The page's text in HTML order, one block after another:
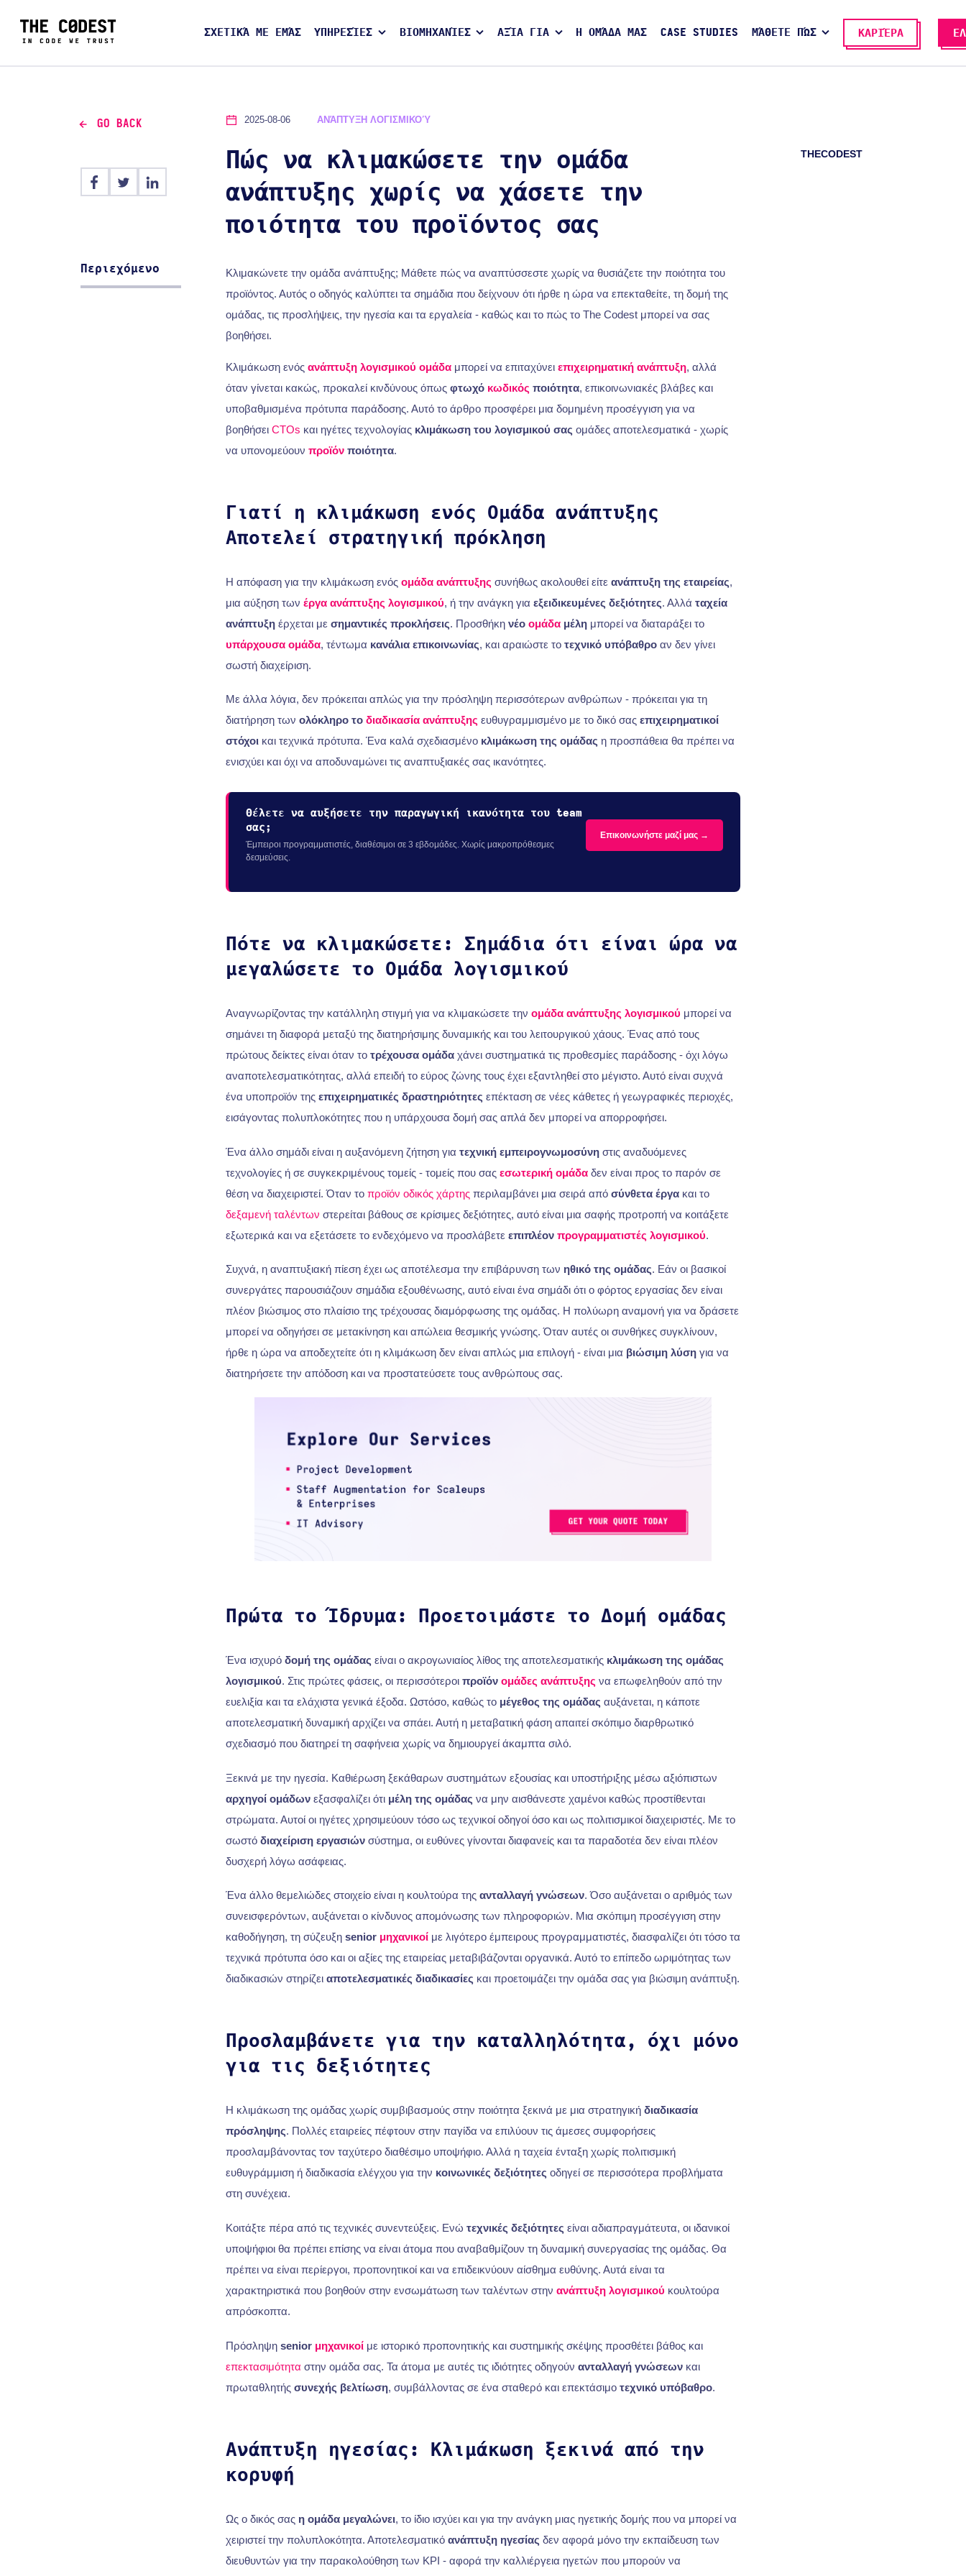
ΣΧΕΤΙΚΆ ΜΕ ΕΜΆΣ ΥΠΗΡΕΣΊΕΣ ΒΙΟΜΗΧΑΝΊΕΣ ΑΞΊΑ ΓΙΑ Η ΟΜΆΔΑ ΜΑΣ CASE STUDIES ΜΆΘΕΤΕ ΠΏΣ ΚΑΡΙΈΡΑ
GO BACK
Περιεχόμενο
2025-08-06 ΑΝΆΠΤΥΞΗ ΛΟΓΙΣΜΙΚΟΎ
Πώς να κλιμακώσετε την ομάδα
ανάπτυξης χωρίς να χάσετε την
ποιότητα του προϊόντος σας
THECODEST
Κλιμακώνετε την ομάδα ανάπτυξης; Μάθετε πώς να αναπτύσσεστε χωρίς να θυσιάζετε την ποιότητα του
προϊόντος. Αυτός ο οδηγός καλύπτει τα σημάδια που δείχνουν ότι ήρθε η ώρα να επεκταθείτε, τη δομή της
ομάδας, τις προσλήψεις, την ηγεσία και τα εργαλεία - καθώς και το πώς το The Codest μπορεί να σας
βοηθήσει.
Κλιμάκωση ενός ανάπτυξη λογισμικού ομάδαμπορεί να επιταχύνει επιχειρηματική ανάπτυξη, αλλά
όταν γίνεται κακώς, προκαλεί κινδύνους όπως φτωχό κωδικός ποιότητα, επικοινωνιακές βλάβες και
υποβαθμισμένα πρότυπα παράδοσης. Αυτό το άρθρο προσφέρει μια δομημένη προσέγγιση για να
βοηθήσει CTOs και ηγέτες τεχνολογίας κλιμάκωση του λογισμικού σας ομάδες αποτελεσματικά - χωρίς
να υπονομεύουν προϊόνποιότητα.
Γιατί η κλιμάκωση ενός Ομάδα ανάπτυξης
Αποτελεί στρατηγική πρόκληση
Η απόφαση για την κλιμάκωση ενός ομάδα ανάπτυξης συνήθως ακολουθεί είτε ανάπτυξη της εταιρείας,
μια αύξηση των έργα ανάπτυξης λογισμικού, ή την ανάγκη για εξειδικευμένες δεξιότητες. Αλλά ταχεία
ανάπτυξηέρχεται με σημαντικές προκλήσεις. Προσθήκη νέο ομάδαμέλημπορεί να διαταράξει το
υπάρχουσα ομάδα, τέντωμα κανάλια επικοινωνίας, και αραιώστε το τεχνικό υπόβαθροαν δεν γίνει
σωστή διαχείριση.
Με άλλα λόγια, δεν πρόκειται απλώς για την πρόσληψη περισσότερων ανθρώπων - πρόκειται για τη
διατήρηση των ολόκληρο το διαδικασία ανάπτυξης ευθυγραμμισμένο με το δικό σας επιχειρηματικοί
στόχοι και τεχνικά πρότυπα. Ένα καλά σχεδιασμένο κλιμάκωση της ομάδας η προσπάθεια θα πρέπει να
ενισχύει και όχι να αποδυναμώνει τις αναπτυξιακές σας ικανότητες.
Θέλετε να αυξήσετε την παραγωγική ικανότητα του team
σας;
Έμπειροι προγραμματιστές, διαθέσιμοι σε 3 εβδομάδες. Χωρίς μακροπρόθεσμες
δεσμεύσεις.
Επικοινωνήστε μαζί μας →
Πότε να κλιμακώσετε: Σημάδια ότι είναι ώρα να
μεγαλώσετε το Ομάδα λογισμικού
Αναγνωρίζοντας την κατάλληλη στιγμή για να κλιμακώσετε την ομάδα ανάπτυξης λογισμικού μπορεί να
σημάνει τη διαφορά μεταξύ της διατηρήσιμης δυναμικής και του λειτουργικού χάους. Ένας από τους
πρώτους δείκτες είναι όταν το τρέχουσα ομάδαχάνει συστηματικά τις προθεσμίες παράδοσης - όχι λόγω
αναποτελεσματικότητας, αλλά επειδή το εύρος ζώνης τους έχει εξαντληθεί στο μέγιστο. Αυτό είναι συχνά
ένα υποπροϊόν της επιχειρηματικές δραστηριότητες επέκταση σε νέες κάθετες ή γεωγραφικές περιοχές,
εισάγοντας πολυπλοκότητες που η υπάρχουσα δομή σας απλά δεν μπορεί να απορροφήσει.
Ένα άλλο σημάδι είναι η αυξανόμενη ζήτηση για τεχνική εμπειρογνωμοσύνηστις αναδυόμενες
τεχνολογίες ή σε συγκεκριμένους τομείς - τομείς που σας εσωτερική ομάδαδεν είναι προς το παρόν σε
θέση να διαχειριστεί. Όταν το προϊόν οδικός χάρτηςπεριλαμβάνει μια σειρά από σύνθετα έργακαι το
δεξαμενή ταλέντων στερείται βάθους σε κρίσιμες δεξιότητες, αυτό είναι μια σαφής προτροπή να κοιτάξετε
εξωτερικά και να εξετάσετε το ενδεχόμενο να προσλάβετε επιπλέον προγραμματιστές λογισμικού.
Συχνά, η αναπτυξιακή πίεση έχει ως αποτέλεσμα την επιβάρυνση των ηθικό της ομάδας. Εάν οι βασικοί
συνεργάτες παρουσιάζουν σημάδια εξουθένωσης, αυτό είναι ένα σημάδι ότι ο φόρτος εργασίας δεν είναι
πλέον βιώσιμος στο πλαίσιο της τρέχουσας διαμόρφωσης της ομάδας. Η πολύωρη αναμονή για να δράσετε
μπορεί να οδηγήσει σε μετακίνηση και απώλεια θεσμικής γνώσης. Όταν αυτές οι συνθήκες συγκλίνουν,
ήρθε η ώρα να αποδεχτείτε ότι η κλιμάκωση δεν είναι απλώς μια επιλογή - είναι μια βιώσιμη λύσηγια να
διατηρήσετε την απόδοση και να προστατεύσετε τους ανθρώπους σας.
Πρώτα το Ίδρυμα: Προετοιμάστε το Δομή ομάδας
Ένα ισχυρό δομή της ομάδας είναι ο ακρογωνιαίος λίθος της αποτελεσματικής κλιμάκωση της ομάδας
λογισμικού. Στις πρώτες φάσεις, οι περισσότεροι προϊόν ομάδες ανάπτυξης να επωφεληθούν από την
ευελιξία και τα ελάχιστα γενικά έξοδα. Ωστόσο, καθώς το μέγεθος της ομάδας αυξάνεται, η κάποτε
αποτελεσματική δυναμική αρχίζει να σπάει. Αυτή η μεταβατική φάση απαιτεί σκόπιμο διαρθρωτικό
σχεδιασμό που διατηρεί τη σαφήνεια χωρίς να δημιουργεί άκαμπτα σιλό.
Ξεκινά με την ηγεσία. Καθιέρωση ξεκάθαρων συστημάτων εξουσίας και υποστήριξης μέσω αξιόπιστων
αρχηγοί ομάδωνεξασφαλίζει ότι μέλη της ομάδας να μην αισθάνεστε χαμένοι καθώς προστίθενται
στρώματα. Αυτοί οι ηγέτες χρησιμεύουν τόσο ως τεχνικοί οδηγοί όσο και ως πολιτισμικοί διαχειριστές. Με το
σωστό διαχείριση εργασιώνσύστημα, οι ευθύνες γίνονται διαφανείς και τα παραδοτέα δεν είναι πλέον
δυσχερή λόγω ασάφειας.
Ένα άλλο θεμελιώδες στοιχείο είναι η κουλτούρα της ανταλλαγή γνώσεων. Όσο αυξάνεται ο αριθμός των
συνεισφερόντων, αυξάνεται ο κίνδυνος απομόνωσης των πληροφοριών. Μια σκόπιμη προσέγγιση στην
καθοδήγηση, τη σύζευξη senior μηχανικοίμε λιγότερο έμπειρους προγραμματιστές, διασφαλίζει ότι τόσο τα
τεχνικά πρότυπα όσο και οι αξίες της εταιρείας μεταβιβάζονται οργανικά. Αυτό το επίπεδο ωριμότητας των
διαδικασιών στηρίζει αποτελεσματικές διαδικασίες και προετοιμάζει την ομάδα σας για βιώσιμη ανάπτυξη.
Προσλαμβάνετε για την καταλληλότητα, όχι μόνο
για τις δεξιότητες
Η κλιμάκωση της ομάδας χωρίς συμβιβασμούς στην ποιότητα ξεκινά με μια στρατηγική διαδικασία
πρόσληψης. Πολλές εταιρείες πέφτουν στην παγίδα να επιλύουν τις άμεσες συμφορήσεις
προσλαμβάνοντας τον ταχύτερο διαθέσιμο υποψήφιο. Αλλά η ταχεία ένταξη χωρίς πολιτισμική
ευθυγράμμιση ή διαδικασία ελέγχου για την κοινωνικές δεξιότητες οδηγεί σε περισσότερα προβλήματα
στη συνέχεια.
Κοιτάξτε πέρα από τις τεχνικές συνεντεύξεις. Ενώ τεχνικές δεξιότητες είναι αδιαπραγμάτευτα, οι ιδανικοί
υποψήφιοι θα πρέπει επίσης να είναι άτομα που αναβαθμίζουν τη δυναμική συνεργασίας της ομάδας. Θα
πρέπει να είναι περίεργοι, προπονητικοί και να επιδεικνύουν αίσθημα ευθύνης. Αυτά είναι τα
χαρακτηριστικά που βοηθούν στην ενσωμάτωση των ταλέντων στην ανάπτυξη λογισμικού κουλτούρα
απρόσκοπτα.
Πρόσληψη senior μηχανικοίμε ιστορικό προπονητικής και συστημικής σκέψης προσθέτει βάθος και
επεκτασιμότητα στην ομάδα σας. Τα άτομα με αυτές τις ιδιότητες οδηγούν ανταλλαγή γνώσεωνκαι
πρωταθλητής συνεχής βελτίωση, συμβάλλοντας σε ένα σταθερό και επεκτάσιμο τεχνικό υπόβαθρο.
Ανάπτυξη ηγεσίας: Κλιμάκωση ξεκινά από την
κορυφή
Ως ο δικός σας η ομάδα μεγαλώνει, το ίδιο ισχύει και για την ανάγκη μιας ηγετικής δομής που να μπορεί να
χειριστεί την πολυπλοκότητα. Αποτελεσματικό ανάπτυξη ηγεσίας δεν αφορά μόνο την εκπαίδευση των
διευθυντών για την παρακολούθηση των KPI - αφορά την καλλιέργεια ηγετών που μπορούν να